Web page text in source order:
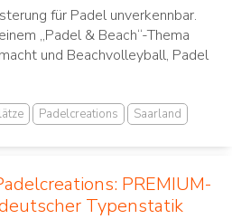
für Padel unverkennbar.
„Padel & Beach“-Thema
und Beachvolleyball, Padel
Padelcreations Saarland
PREMIUM-
Typenstatik